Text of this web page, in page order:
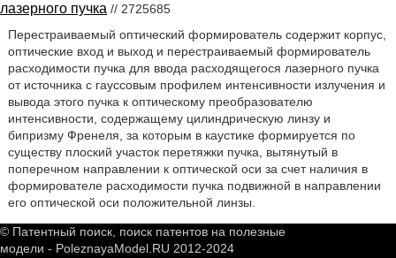
лазерного пучка // 2725685
Перестраиваемый оптический формирователь содержит корпус,
оптические вход и выход и перестраиваемый формирователь
расходимости пучка для ввода расходящегося лазерного пучка
от источника с гауссовым профилем интенсивности излучения и
вывода этого пучка к оптическому преобразователю
интенсивности, содержащему цилиндрическую линзу и
бипризму Френеля, за которым в каустике формируется по
существу плоский участок перетяжки пучка, вытянутый в
поперечном направлении к оптической оси за счет наличия в
формирователе расходимости пучка подвижной в направлении
его оптической оси положительной линзы.
© Патентный поиск, поиск патентов на полезные
модели - PoleznayaModel.RU 2012-2024